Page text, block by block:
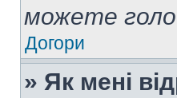
можете
Догори
» Як мені